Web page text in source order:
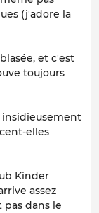
(j'adore la
et c'est
toujours
elles
Kinder
assez
dans le